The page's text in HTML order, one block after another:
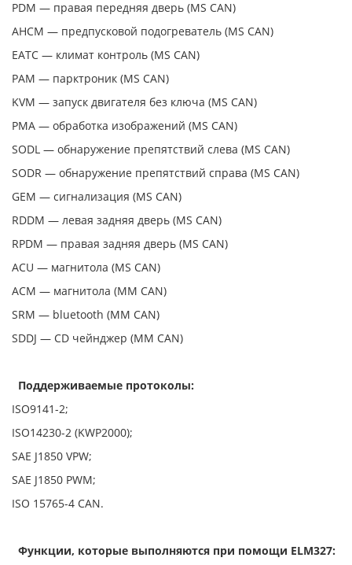
PDM — правая передняя дверь (MS CAN)
AHCM — предпусковой подогреватель (MS CAN)
EATC — климат контроль (MS CAN)
PAM — парктроник (MS CAN)
KVM — запуск двигателя без ключа (MS CAN)
PMA — обработка изображений (MS CAN)
SODL — обнаружение препятствий слева (MS CAN)
SODR — обнаружение препятствий справа (MS CAN)
GEM — сигнализация (MS CAN)
RDDM — левая задняя дверь (MS CAN)
RPDM — правая задняя дверь (MS CAN)
ACU — магнитола (MS CAN)
ACM — магнитола (MM CAN)
SRM — bluetooth (MM CAN)
SDDJ — CD чейнджер (MM CAN)
Поддерживаемые протоколы:
ISO9141-2;
ISO14230-2 (KWP2000);
SAE J1850 VPW;
SAE J1850 PWM;
ISO 15765-4 CAN.
Функции, которые выполняются при помощи ELM327: